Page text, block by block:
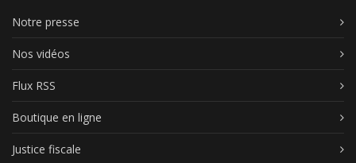
Notre presse
Nos vidéos
Flux RSS
Boutique en ligne
Justice fiscale